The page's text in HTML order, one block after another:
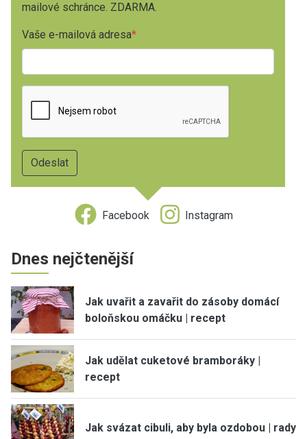
mailové schránce. ZDARMA.
Vaše e-mailová adresa
Facebook Instagram
Dnes nejčtenější
Jak uvařit a zavařit do zásoby domácí
boloňskou omáčku | recept
Jak udělat cuketové bramboráky |
recept
Jak svázat cibuli, aby byla ozdobou | rady